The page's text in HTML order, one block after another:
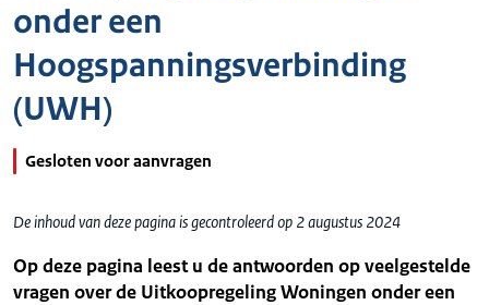
onder een
Hoogspanningsverbinding
(UWH)
Gesloten voor aanvragen
De inhoud van deze pagina is gecontroleerd op 2 augustus 2024
Op deze pagina leest u de antwoorden op veelgestelde
vragen over de Uitkoopregeling Woningen onder een